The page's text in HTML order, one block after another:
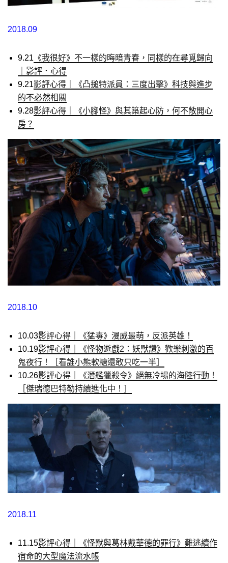
2018.09
9.21 《我很好》不一樣的晦暗青春，同樣的在尋覓歸向
｜影評．心得
9.21影評心得｜《凸搥特派員：三度出擊》科技與進步
的不必然相關
9.28影評心得｜《小腳怪》與其築起心防，何不敞開心
房？
2018.10
10.03影評心得｜《猛毒》漫威最萌，反派英雄！
10.19影評心得｜《怪物遊戲2：妖獸讚》歡樂刺激的百
鬼夜行！［看誰小熊軟糖還敢只吃一半］
10.26影評心得｜《潛艦獵殺令》絕無冷場的海陸行動！
［傑瑞德巴特勒持續進化中！］
2018.11
11.15影評心得｜《怪獸與葛林戴華德的罪行》難逃續作
宿命的大型魔法流水帳